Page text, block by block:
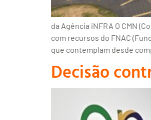
da Agência iNFRA O CMN
com recursos do FNAC
que contemplam desde
Decisão